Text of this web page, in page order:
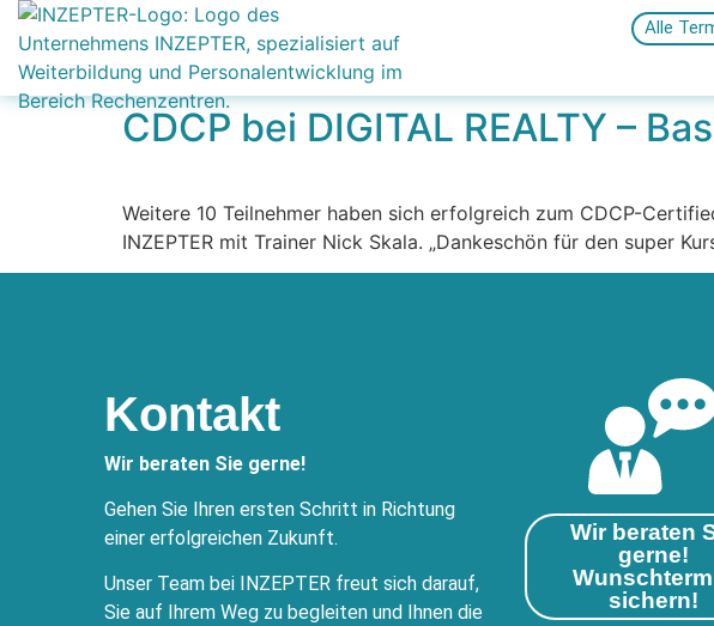
Alle
CDCP bei DIGITAL REALTY –
Weitere 10 Teilnehmer haben sich erfolgreich zum CDCP-
INZEPTER mit Trainer Nick Skala. „Dankeschön für den super
Kontakt
Wir beraten Sie gerne!
Gehen Sie Ihren ersten Schritt in Richtung
einer erfolgreichen Zukunft.
Unser Team bei INZEPTER freut sich darauf,
Sie auf Ihrem Weg zu begleiten und Ihnen die
Wir beraten
gerne!
sichern!